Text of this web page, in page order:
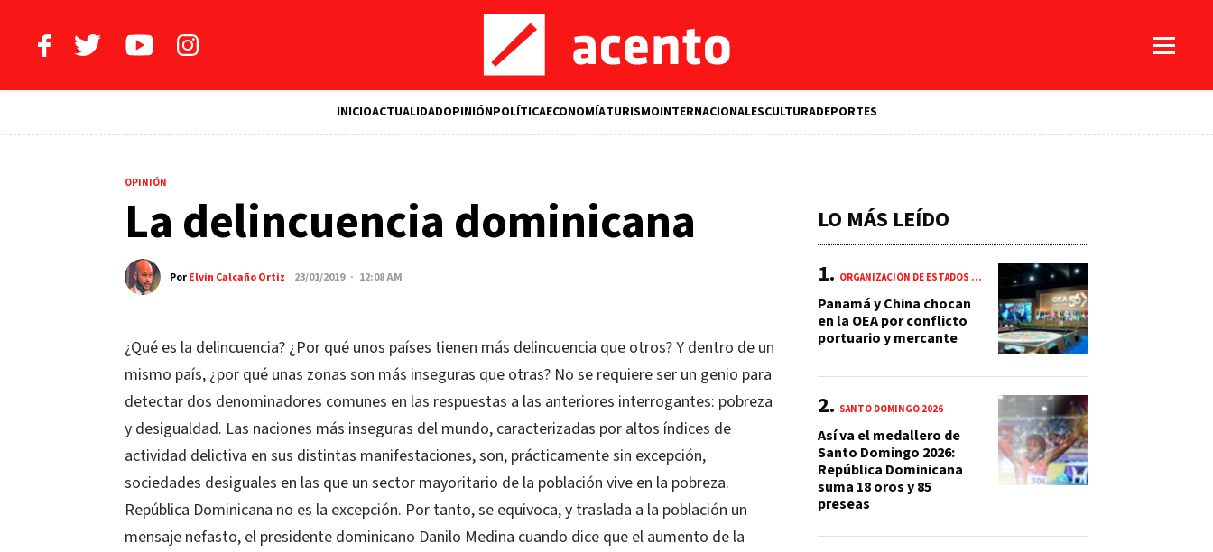
INICIOACTUALIDADOPINIÓNPOLÍTICAECONOMÍATURISMOINTERNACIONALESCULTURADEPORTES
OPINIÓN
La delincuencia dominicana
PorElvin Calcaño Ortiz 23/01/2019 · 12:08 AM
¿Qué es la delincuencia? ¿Por qué unos países tienen más delincuencia que otros? Y dentro de un
mismo país, ¿por qué unas zonas son más inseguras que otras? No se requiere ser un genio para
detectar dos denominadores comunes en las respuestas a las anteriores interrogantes: pobreza
y desigualdad. Las naciones más inseguras del mundo, caracterizadas por altos índices de
actividad delictiva en sus distintas manifestaciones, son, prácticamente sin excepción,
sociedades desiguales en las que un sector mayoritario de la población vive en la pobreza.
República Dominicana no es la excepción. Por tanto, se equivoca, y traslada a la población un
mensaje nefasto, el presidente dominicano Danilo Medina cuando dice que el aumento de la
LO MÁS LEÍDO
ORGANIZACIÓN DE ESTADOS AMERICANOS (OEA)
Panamá y China chocan
en la OEA por conflicto
portuario y mercante
SANTO DOMINGO 2026
Así va el medallero de
Santo Domingo 2026:
República Dominicana
suma 18 oros y 85
preseas